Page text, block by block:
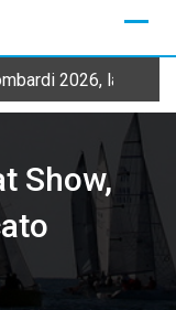
2026, la
Show,